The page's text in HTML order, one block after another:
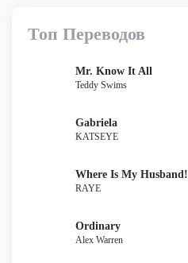
Топ Переводов
Mr. Know It All
Teddy Swims
Gabriela
KATSEYE
Where Is My Husband!
RAYE
Ordinary
Alex Warren